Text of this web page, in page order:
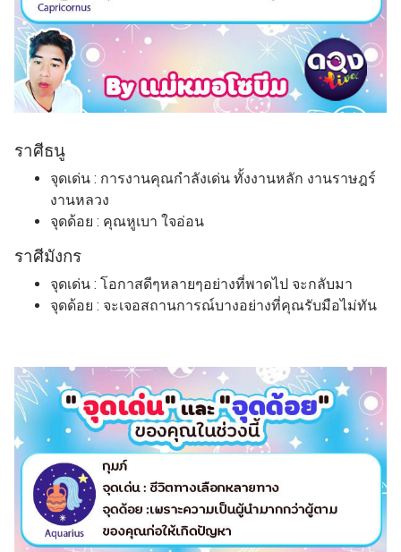
ราศีธนู
จุดเด่น : การงานคุณกำลังเด่น ทั้งงานหลัก งานราษฎร์
งานหลวง
จุดด้อย : คุณหูเบา ใจอ่อน
ราศีมังกร
จุดเด่น : โอกาสดีๆหลายๆอย่างที่พาดไป จะกลับมา
จุดด้อย : จะเจอสถานการณ์บางอย่างที่คุณรับมือไม่ทัน